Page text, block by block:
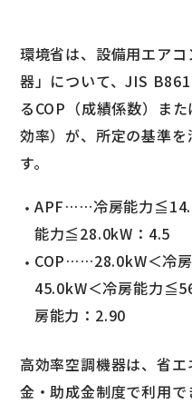
環境省は、設備用エア
器」について、JIS
るCOP（成績係数）ま
効率）が、所定の基準
す。
APF……冷房能力
能力≦28.0kW：4.5
COP……28.0kW＜冷
45.0kW＜冷房能力
房能力：2.90
高効率空調機器は、省
金・助成金制度で利用で